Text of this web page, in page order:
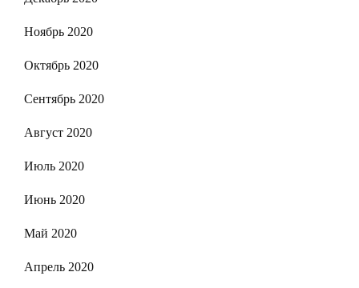
Ноябрь 2020
Октябрь 2020
Сентябрь 2020
Август 2020
Июль 2020
Июнь 2020
Май 2020
Апрель 2020